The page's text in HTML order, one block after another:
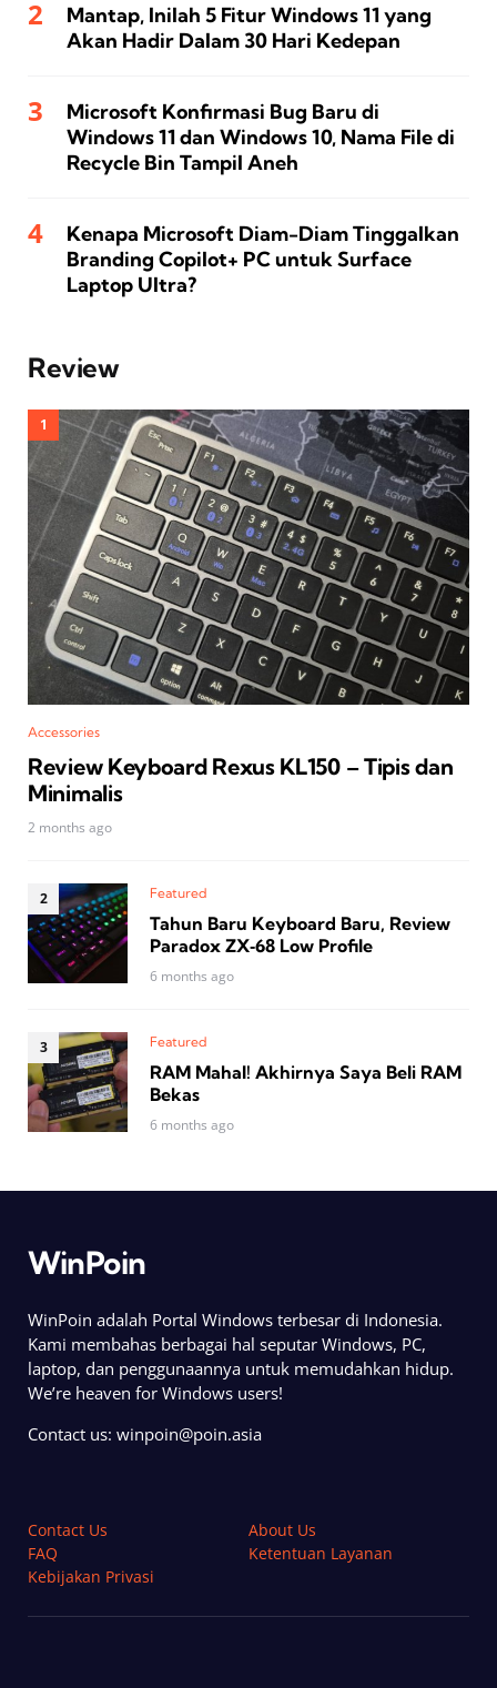
Mantap, Inilah 5 Fitur Windows 11 yang
Akan Hadir Dalam 30 Hari Kedepan
Microsoft Konfirmasi Bug Baru di
Windows 11 dan Windows 10, Nama File di
Recycle Bin Tampil Aneh
Kenapa Microsoft Diam-Diam Tinggalkan
Branding Copilot+ PC untuk Surface
Laptop Ultra?
Review
Accessories
Review Keyboard Rexus KL150 – Tipis dan
Minimalis
2 months ago
Featured
Tahun Baru Keyboard Baru, Review
Paradox ZX‑68 Low Profile
6 months ago
Featured
RAM Mahal! Akhirnya Saya Beli RAM
Bekas
6 months ago
WinPoin
WinPoin adalah Portal Windows terbesar di Indonesia.
Kami membahas berbagai hal seputar Windows, PC,
laptop, dan penggunaannya untuk memudahkan hidup.
We’re heaven for Windows users!
Contact us: winpoin@poin.asia
Contact Us
About Us
FAQ
Ketentuan Layanan
Kebijakan Privasi